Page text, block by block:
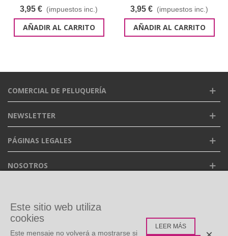
clarísimo ceniza 60 ml
3,95 € (impuestos inc.)
AÑADIR AL CARRITO
oscuro rojo irisado 60 ml
3,95 € (impuestos inc.)
AÑADIR AL CARRITO
COMERCIAL DE PELUQUERÍA
NEWSLETTER
PÁGINAS LEGALES
NOSOTROS
ETIQUETAS POPULARES
Este sitio web utiliza
cookies
Este mensaje no volverá a mostrarse si
LEER MÁS